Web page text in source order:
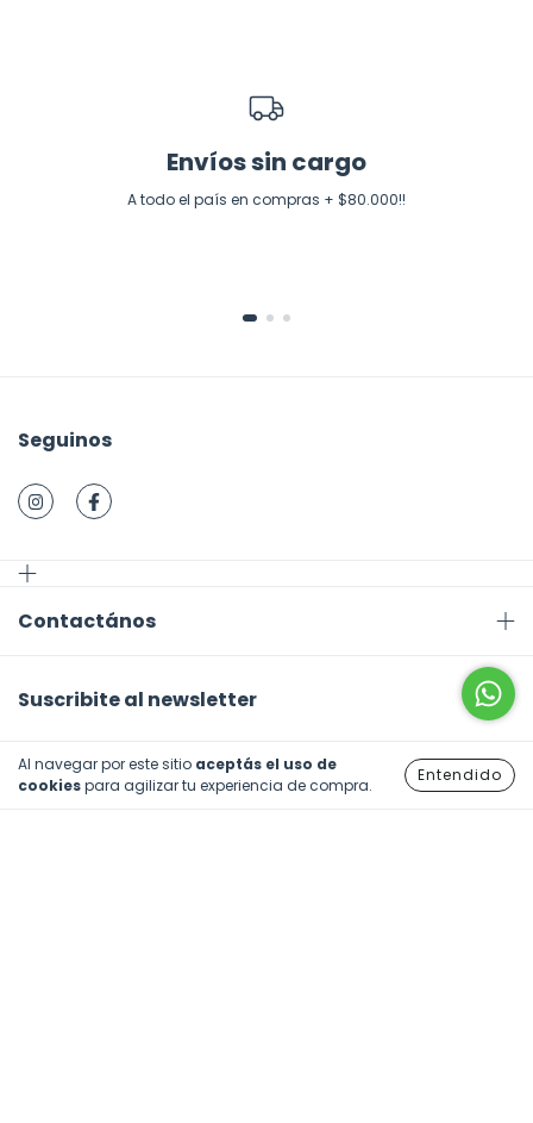
Al navegar por este sitio aceptás el uso de
cookiespara agilizar tu experiencia de compra.
Entendido
Envíos sin cargo
A todo el país en compras + $80.000!!
Seguinos
Contactános
Suscribite al newsletter